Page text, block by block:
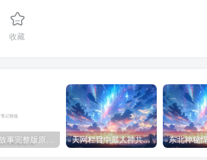
收藏
雨后小故事完整版原片动态图（图+文字解说版） 天网栏目中最人神共愤的一期《消失的夫妻》